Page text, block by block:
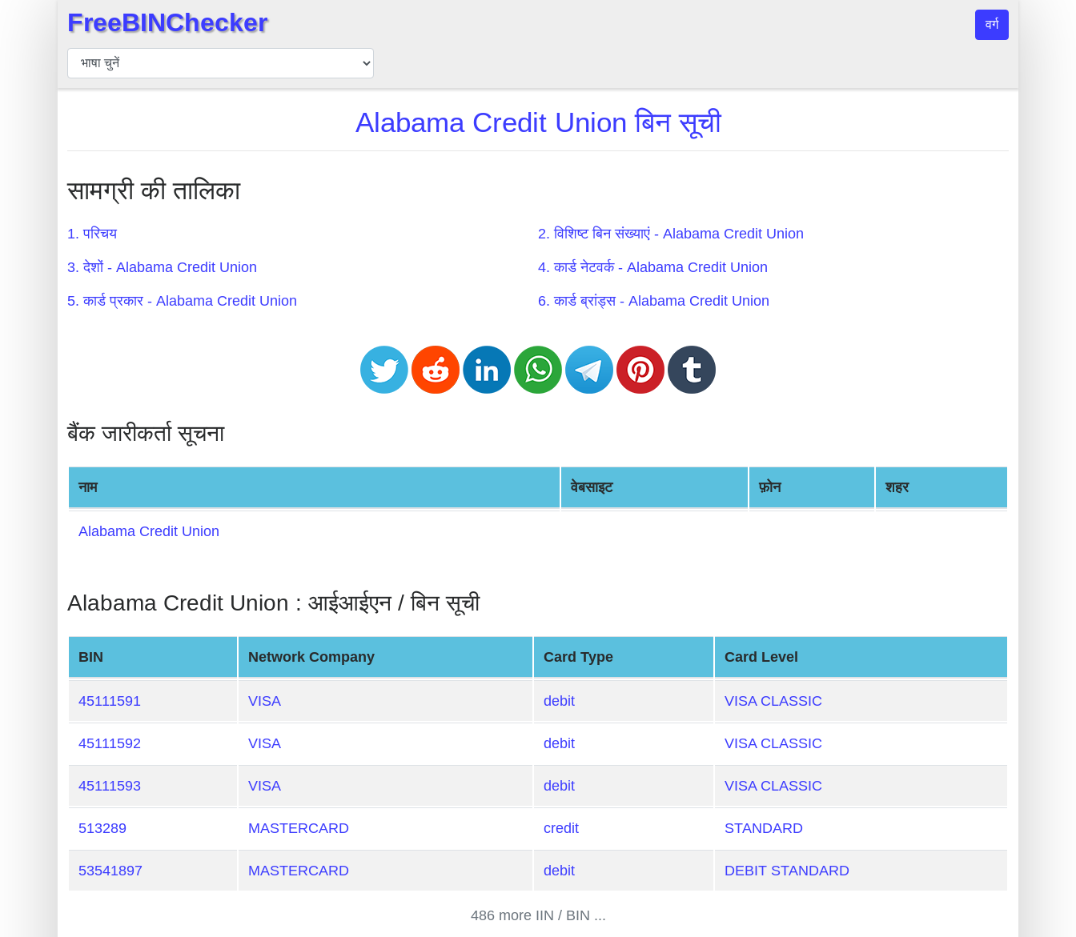
बिन
चेकर
बिन
बिन
एपीआई
BIN
Generator
BIN
Generator
from
Banks
Credit
Card
Card
Random
Credit
Card
Generate
Credit
Card
from
BIN
Card
FreeBINChecker वर्ग
Alabama Credit Union बिन सूची
सामग्री की तालिका
1. परिचय 2. विशिष्ट बिन संख्याएं - Alabama Credit Union
3. देशों - Alabama Credit Union 4. कार्ड नेटवर्क - Alabama Credit Union
5. कार्ड प्रकार - Alabama Credit Union 6. कार्ड ब्रांड्स - Alabama Credit Union
बैंक जारीकर्ता सूचना
नाम वेबसाइट फ़ोन शहर
Alabama Credit Union
Alabama Credit Union : आईआईएन / बिन सूची
BIN Network Company Card Type Card Level
45111591 VISA debit VISA CLASSIC
45111592 VISA debit VISA CLASSIC
45111593 VISA debit VISA CLASSIC
513289 MASTERCARD credit STANDARD
53541897 MASTERCARD debit DEBIT STANDARD
486 more IIN / BIN ...